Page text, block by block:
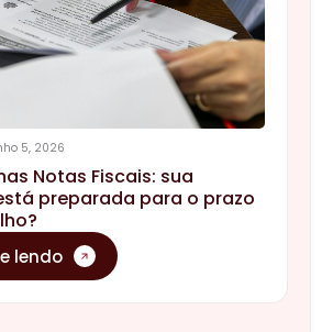
5, 2026
Notas Fiscais: sua
preparada para o prazo
lendo